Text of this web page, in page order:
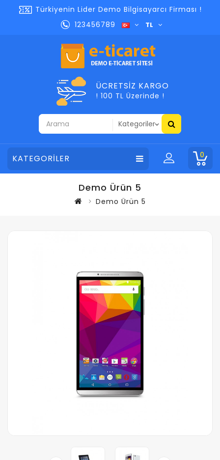
Türkiyenin Lider Demo Bilgisayarcı Firması !
123456789
TL
ÜCRETSIZ KARGO
! 100 TL Üzerinde !
KATEGORİLER 0
Demo Ürün 5
Demo Ürün 5